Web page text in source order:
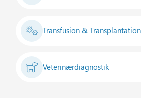
Transfusion & Transplantation
Veterinærdiagnostik